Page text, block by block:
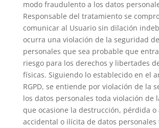
modo fraudulento a los datos
Responsable del tratamiento se
comunicar al Usuario sin dilación
ocurra una violación de la seguridad
personales que sea probable que
riesgo para los derechos y libertades
físicas. Siguiendo lo establecido en el
RGPD, se entiende por violación de la
los datos personales toda violación de
que ocasione la destrucción, pérdida o
accidental o ilícita de datos